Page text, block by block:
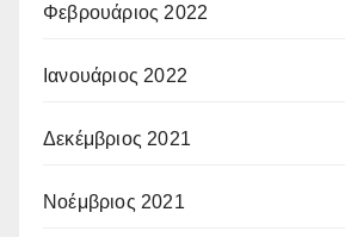
Φεβρουάριος 2022
Ιανουάριος 2022
Δεκέμβριος 2021
Νοέμβριος 2021